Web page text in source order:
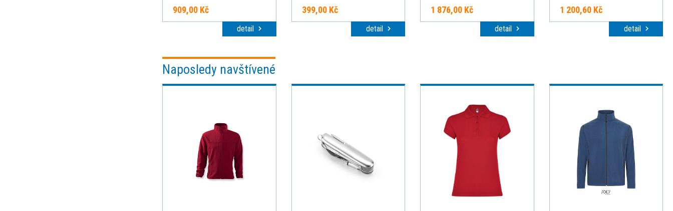
909,00 Kč
detail
tmavě šedá, vel. L
399,00 Kč
detail
ADLER, Černá
1 876,00 Kč
detail
1 200,60 Kč
detail
Naposledy navštívené